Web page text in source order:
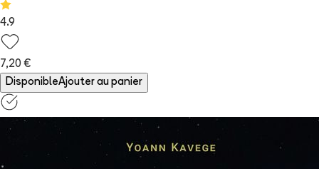
4.9
7,20 €
DisponibleAjouter au panier